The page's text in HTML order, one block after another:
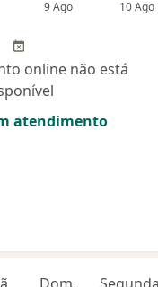
9 Ago 10 Ago
online não está
atendimento